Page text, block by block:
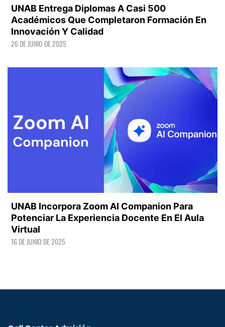
UNAB Entrega Diplomas A Casi 500
Académicos Que Completaron Formación En
Innovación Y Calidad
26 DE JUNIO DE 2025
UNAB Incorpora Zoom AI Companion Para
Potenciar La Experiencia Docente En El Aula
Virtual
16 DE JUNIO DE 2025